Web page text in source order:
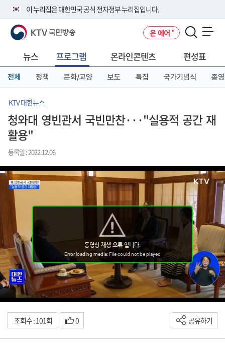
이 누리집은 대한민국 공식 전자정부 누리집입니다.
공식 누리집 주소 확인하기
니다.
이밖에 or.kr 또는 .kr등 다른 도메인 주소를 사용하고 있다면 아래 URL에
서 도메인 주소를 확인해 보세요
KTV 국민방송 온 에어
뉴스 프로그램 온라인콘텐츠 편성표
전체 정책 문화/교양 보도 특집 국가기념식 종영
KTV 대한뉴스
청와대 영빈관서 국빈만찬···"실용적 공간 재
활용"
등록일 : 2022.12.06
조회수 : 101회 0 공유하기